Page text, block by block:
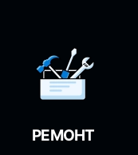
РЕМОНТ